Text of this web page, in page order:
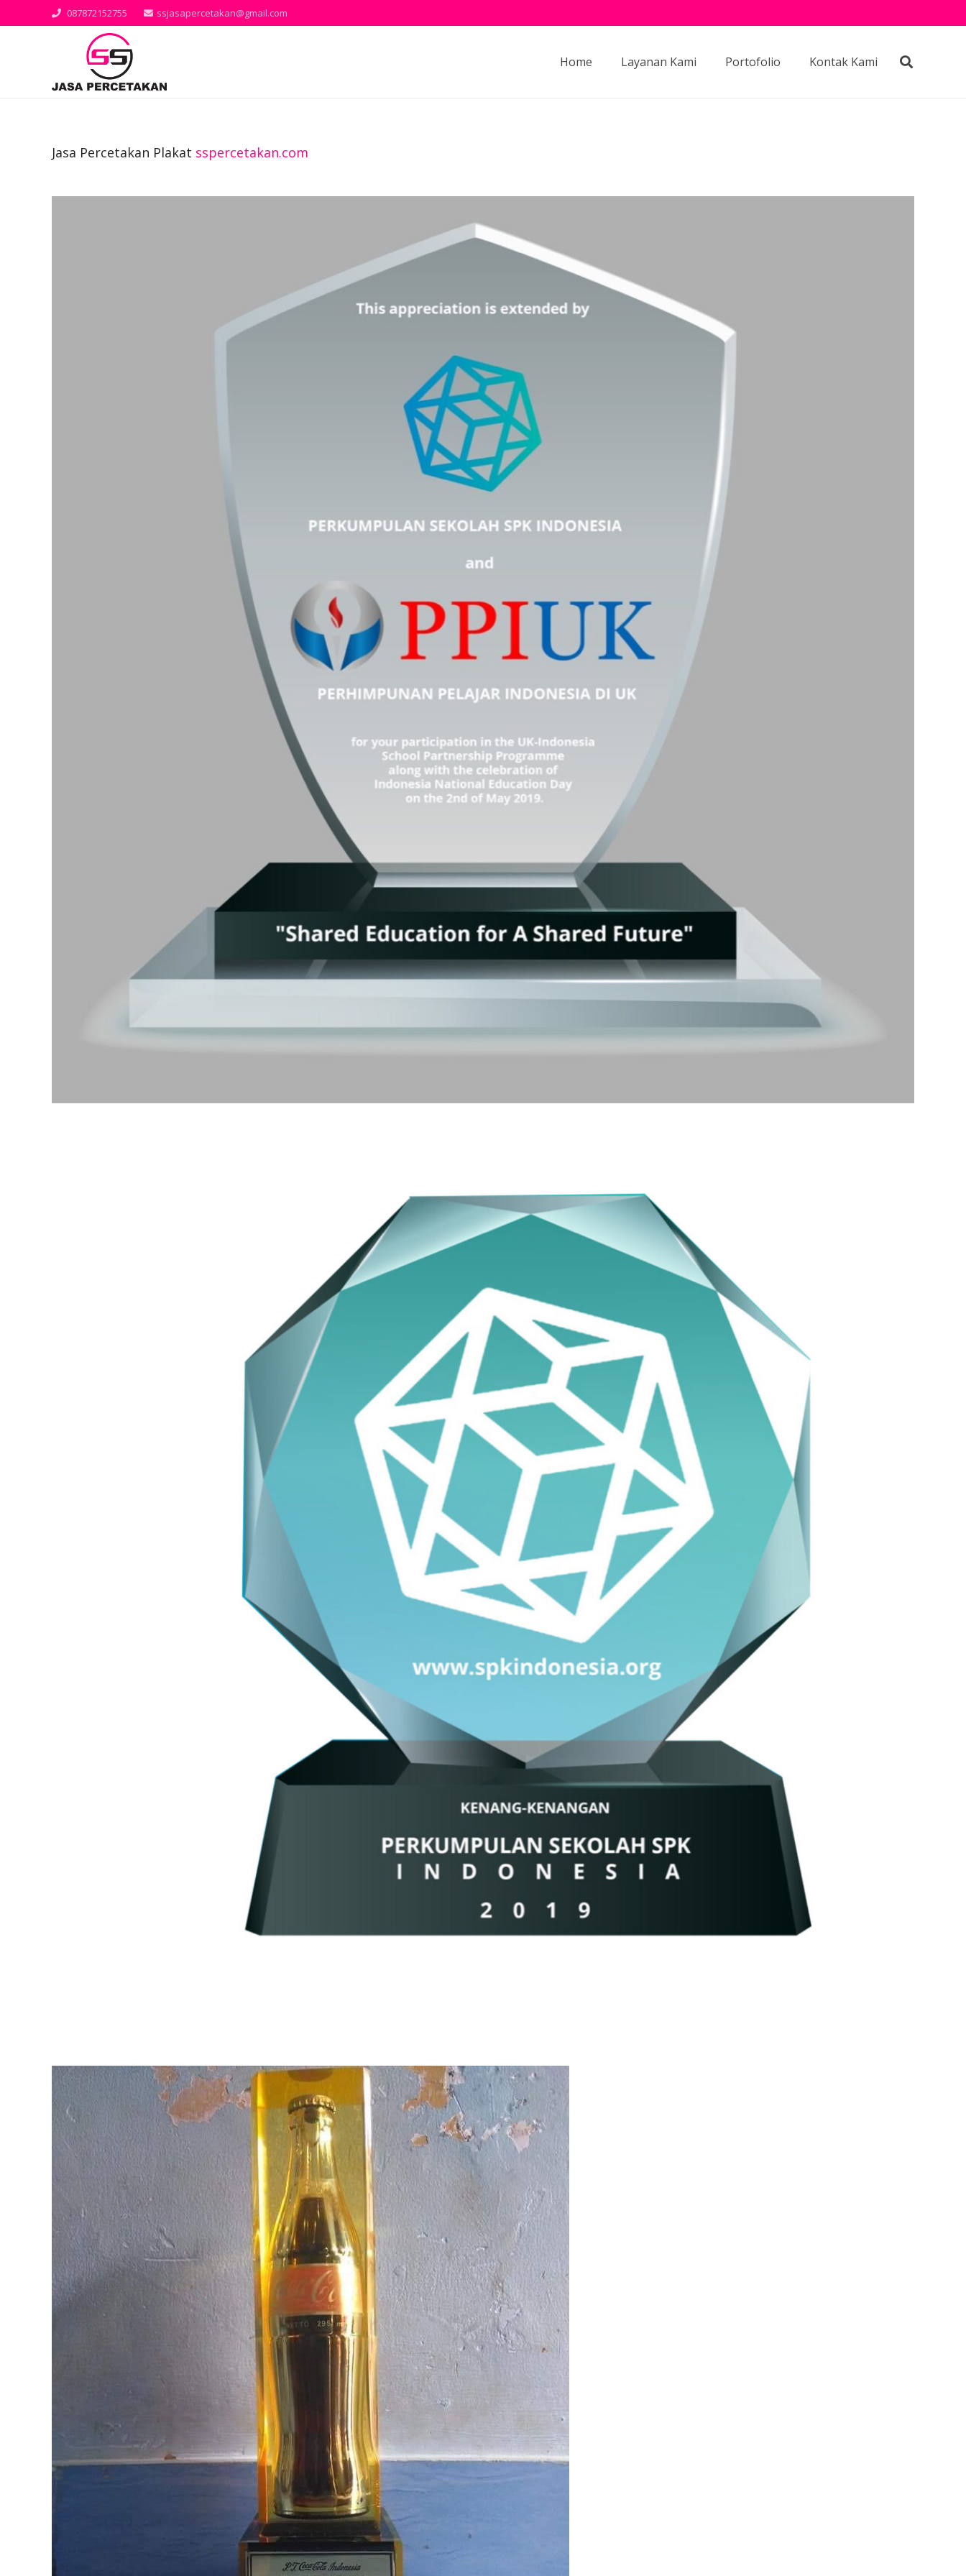
087872152755 ssjasapercetakan@gmail.com
Home Layanan Kami Portofolio Kontak Kami
Jasa Percetakan Plakat sspercetakan.com